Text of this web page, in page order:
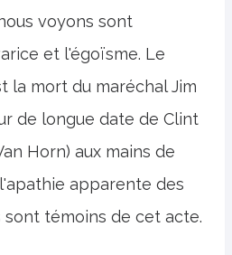
voyons sont
et l'égoïsme. Le
la mort du maréchal Jim
de longue date de Clint
Horn) aux mains de
apparente des
témoins de cet acte.